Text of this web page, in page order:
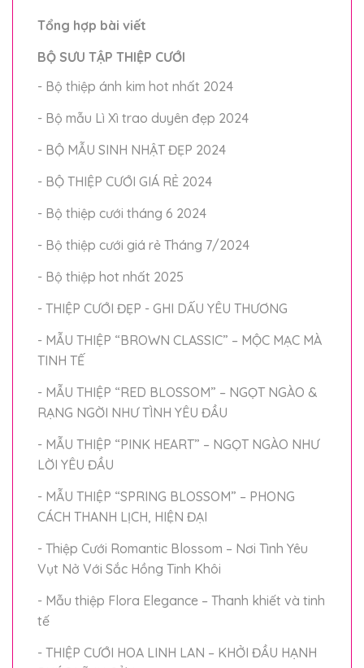
Tổng hợp bài viết
BỘ SƯU TẬP THIỆP CƯỚI
- Bộ thiệp ánh kim hot nhất 2024
- Bộ mẫu Lì Xì trao duyên đẹp 2024
- BỘ MẪU SINH NHẬT ĐẸP 2024
- BỘ THIỆP CƯỚI GIÁ RẺ 2024
- Bộ thiệp cưới tháng 6 2024
- Bộ thiệp cưới giá rẻ Tháng 7/2024
- Bộ thiệp hot nhất 2025
- THIỆP CƯỚI ĐẸP - GHI DẤU YÊU THƯƠNG
- MẪU THIỆP “BROWN CLASSIC” – MỘC MẠC MÀ
TINH TẾ
- MẪU THIỆP “RED BLOSSOM” – NGỌT NGÀO &
RẠNG NGỜI NHƯ TÌNH YÊU ĐẦU
- MẪU THIỆP “PINK HEART” – NGỌT NGÀO NHƯ
LỜI YÊU ĐẦU
- MẪU THIỆP “SPRING BLOSSOM” – PHONG
CÁCH THANH LỊCH, HIỆN ĐẠI
- Thiệp Cưới Romantic Blossom – Nơi Tình Yêu
Vụt Nở Với Sắc Hồng Tinh Khôi
- Mẫu thiệp Flora Elegance – Thanh khiết và tinh
tế
- THIỆP CƯỚI HOA LINH LAN – KHỞI ĐẦU HẠNH